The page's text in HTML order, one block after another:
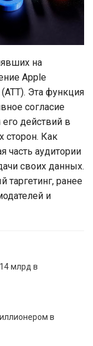
на
Apple
Эта функция
согласие
действий в
сторон. Как
часть аудитории
своих данных.
таргетинг, ранее
и
млрд в
в